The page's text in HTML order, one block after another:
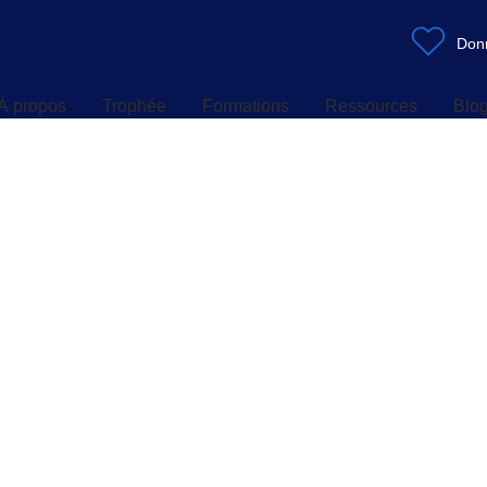
propos Trophée Formations Ressources
Ressources